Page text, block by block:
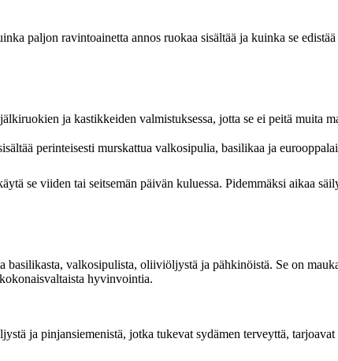
paljon ravintoainetta annos ruokaa sisältää ja kuinka se
ja kastikkeiden valmistuksessa, jotta se ei peitä muita
perinteisesti murskattua valkosipulia, basilikaa ja
se viiden tai seitsemän päivän kuluessa. Pidemmäksi aikaa
basilikasta, valkosipulista, oliiviöljystä ja pähkinöistä. Se on
hyvinvointia.
ja pinjansiemenistä, jotka tukevat sydämen terveyttä,